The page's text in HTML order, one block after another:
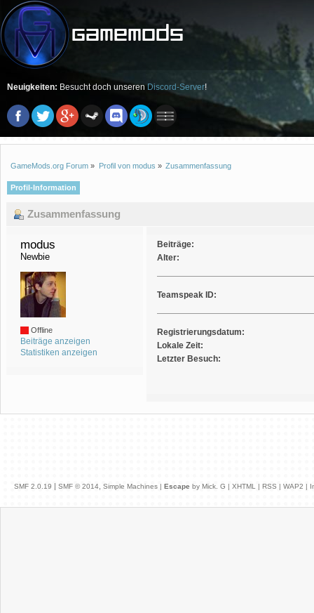
Neuigkeiten: Besucht doch unserenDiscord-Server!
GameMods.org Forum » Profil von modus » Zusammenfassung
Profil-Information
Zusammenfassung
modus
Newbie
Offline
Beiträge anzeigen
Statistiken anzeigen
Beiträge:
Alter:
Teamspeak ID:
Registrierungsdatum:
Lokale Zeit:
Letzter Besuch:
SMF 2.0.19 SMF © 2014 Simple Machines | Escape by Mick. G | XHTML | RSS | WAP2 |